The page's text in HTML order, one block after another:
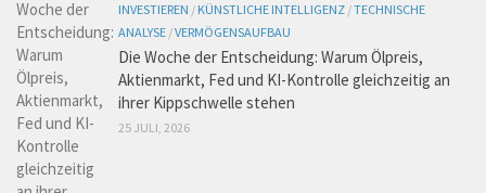
INVESTIEREN / KÜNSTLICHE INTELLIGENZ /TECHNISCHE
ANALYSE /VERMÖGENSAUFBAU
Die Woche der Entscheidung: Warum Ölpreis,
Aktienmarkt, Fed und KI-Kontrolle gleichzeitig an
ihrer Kippschwelle stehen
25 JULI, 2026